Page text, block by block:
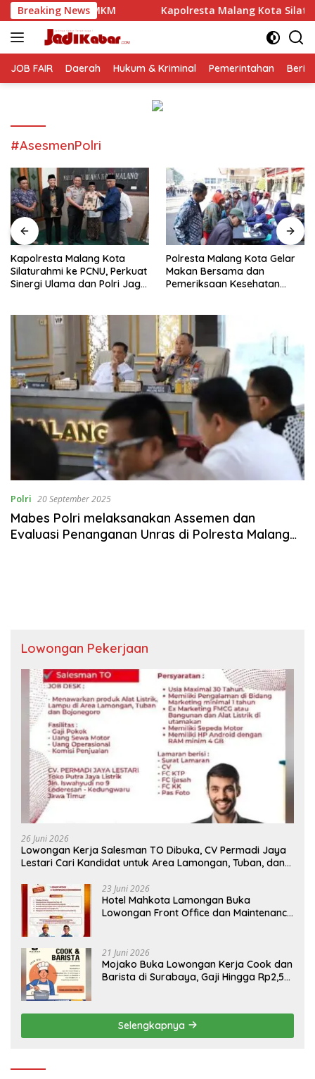
Langsung
ke
konten
Breaking NewsKapolresta Malang Kota Silaturahmi ke PCNU,
JOB FAIR Daerah Hukum & Kriminal Pemerintahan
#AsesmenPolri
Kapolresta Malang Kota
Silaturahmi ke PCNU, Perkuat
Sinergi Ulama dan Polri Jaga
Polresta Malang Kota Gelar
Makan Bersama dan
Pemeriksaan Kesehatan
Polri 20 September 2025
Mabes Polri melaksanakan Assemen dan
Evaluasi Penanganan Unras di Polresta Malang
Lowongan Pekerjaan
26 Juni 2026
Lowongan Kerja Salesman TO Dibuka, CV Permadi Jaya
Lestari Cari Kandidat untuk Area Lamongan, Tuban, dan
23 Juni 2026
Hotel Mahkota Lamongan Buka
Lowongan Front Office dan Maintenance
21 Juni 2026
Mojako Buka Lowongan Kerja Cook dan
Barista di Surabaya, Gaji Hingga Rp2,5
Selengkapnya